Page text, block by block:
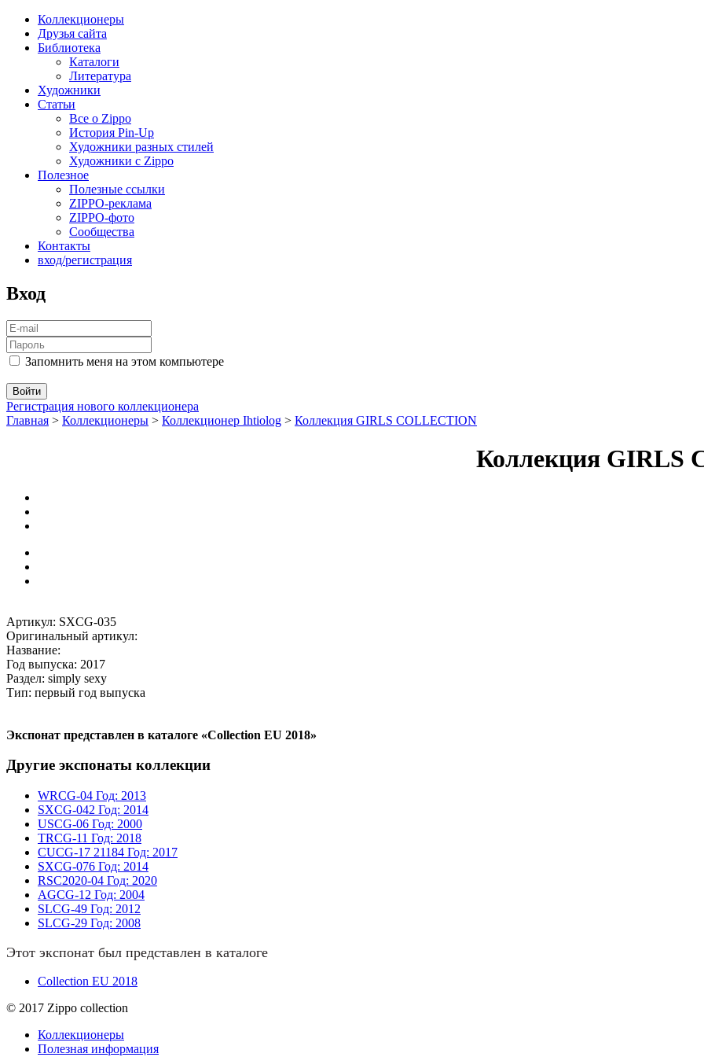
Коллекционеры
Друзья сайта
Библиотека
Каталоги
Литература
Художники
Статьи
Все о Zippo
История Pin-Up
Художники разных стилей
Художники с Zippo
Полезное
Полезные ссылки
ZIPPO-реклама
ZIPPO-фото
Сообщества
Контакты
вход/регистрация
Вход
Запомнить меня на этом компьютере
Регистрация нового коллекционера
Главная > Коллекционеры > Коллекционер Ihtiolog > Коллекция GIRLS COLLECTION
Коллекция GIRLS
Артикул: SXCG-035
Оригинальный артикул:
Название:
Год выпуска: 2017
Раздел: simply sexy
Тип: первый год выпуска
Экспонат представлен в каталоге «Collection EU 2018»
Другие экспонаты коллекции
WRCG-04 Год: 2013
SXCG-042 Год: 2014
USCG-06 Год: 2000
TRCG-11 Год: 2018
CUCG-17 21184 Год: 2017
SXCG-076 Год: 2014
RSC2020-04 Год: 2020
AGCG-12 Год: 2004
SLCG-49 Год: 2012
SLCG-29 Год: 2008
Этот экспонат был представлен в каталоге
Collection EU 2018
© 2017 Zippo collection
Коллекционеры
Полезная информация